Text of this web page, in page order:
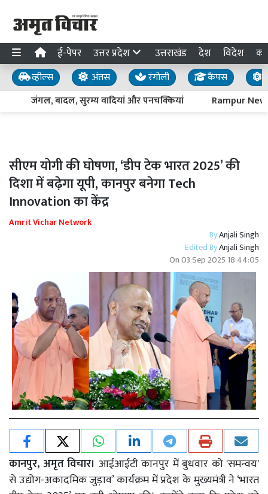
ई-पेपर उत्तर प्रदेश उत्तराखंड देश विदेश
व्हील्स अंतस रंगोली कैंपस
जंगल, बादल, सुरम्य वादियां और पनचक्कियां
Rampur News
सीएम योगी की घोषणा, ‘डीप टेक भारत 2025’ की
दिशा में बढ़ेगा यूपी, कानपुर बनेगा Tech
Innovation का केंद्र
Amrit Vichar Network
ByAnjali Singh
Edited ByAnjali Singh
On03 Sep 2025 18:44:05
कानपुर, अमृत विचार। आईआईटी कानपुर में बुधवार को 'समन्वय'
से उद्योग-अकादमिक जुड़ाव’ कार्यक्रम में प्रदेश के मुख्यमंत्री ने ‘भारत